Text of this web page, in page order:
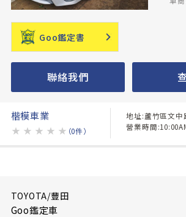
Goo鑑定書
聯絡我們
楷模車業
★ ★ ★ ★ ★ （0件）
地址:蘆竹區文中
營業時間
TOYOTA/豐田
Goo鑑定車